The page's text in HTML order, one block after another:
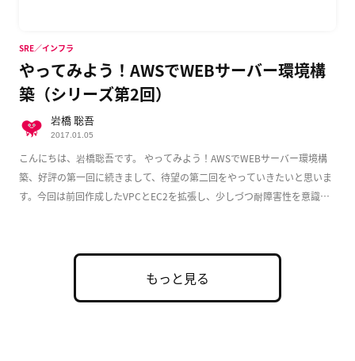
やってみよう！AWSでWEBサーバー環境構
築（シリーズ第2回）
こんにちは、岩橋聡吾です。 やってみよう！AWSでWEBサーバー環境構
築、好評の第一回に続きまして、待望の第二回をやっていきたいと思いま
す。今回は前回作成したVPCとEC2を拡張し、少しづつ耐障害性を意識し
SRE／インフラ
岩橋 聡吾
2017.01.05
もっと見る